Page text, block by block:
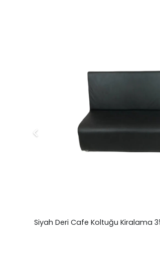
Siyah Deri Cafe Koltuğu Kiralama